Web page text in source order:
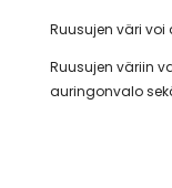
Ruusujen väri
Ruusujen väriin
auringonvalo